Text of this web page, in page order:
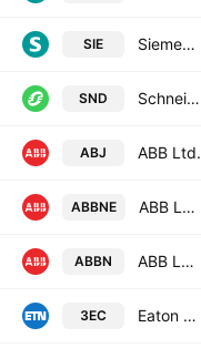
SIE Siemens AG
SND Schneider Electric SE
ABJ ABB Ltd.
ABBNE ABB Ltd. TEMP
ABBN ABB Ltd.
3EC Eaton Corp. Plc